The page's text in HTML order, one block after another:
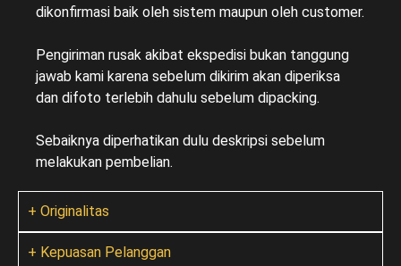
dikonfirmasi baik oleh sistem maupun oleh customer.
Pengiriman rusak akibat ekspedisi bukan tanggung
jawab kami karena sebelum dikirim akan diperiksa
dan difoto terlebih dahulu sebelum dipacking.
Sebaiknya diperhatikan dulu deskripsi sebelum
melakukan pembelian.
+ Originalitas
+ Kepuasan Pelanggan